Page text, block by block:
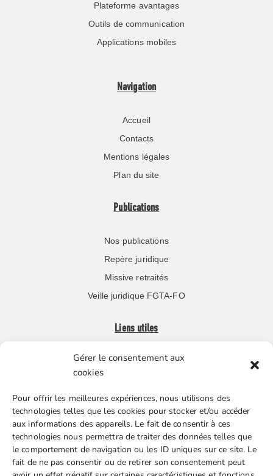
Gérer le consentement aux
cookies
Pour offrir les meilleures expériences, nous utilisons des
technologies telles que les cookies pour stocker et/ou accéder
aux informations des appareils. Le fait de consentir à ces
technologies nous permettra de traiter des données telles que
le comportement de navigation ou les ID uniques sur ce site. Le
fait de ne pas consentir ou de retirer son consentement peut
Plateforme avantages
Outils de communication
Applications mobiles
Navigation
Accueil
Contacts
Mentions légales
Plan du site
Publications
Nos publications
Repère juridique
Missive retraités
Veille juridique FGTA-FO
Liens utiles
Boutique en ligne
Nos partenaires
Gestion des cookies
FGTA-FO / 15 avenue Victor Hugo – 92170 Vanves / 01 86